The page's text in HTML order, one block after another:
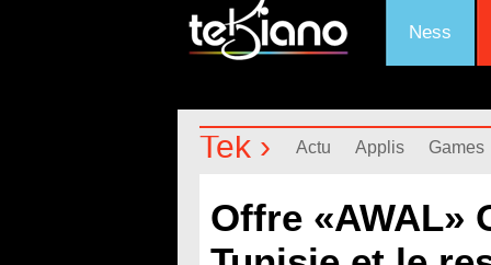
Ness
Tek › Actu Applis Games
Offre «AWAL»